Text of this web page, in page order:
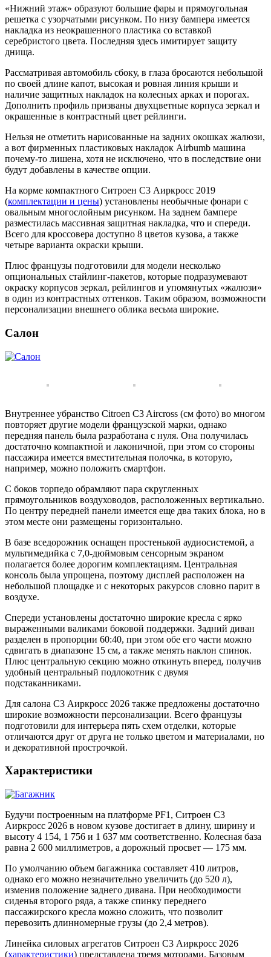
«Нижний этаж» образуют большие фары и прямоугольная
решетка с узорчатыми рисунком. По низу бампера имеется
накладка из неокрашенного пластика со вставкой
серебристого цвета. Последняя здесь имитирует защиту
днища.
Рассматривая автомобиль сбоку, в глаза бросаются небольшой
по своей длине капот, высокая и ровная линия крыши и
наличие защитных накладок на колесных арках и порогах.
Дополнить профиль призваны двухцветные корпуса зеркал и
окрашенные в контрастный цвет рейлинги.
Нельзя не отметить нарисованные на задних окошках жалюзи,
а вот фирменных пластиковых накладок Airbumb машина
почему-то лишена, хотя не исключено, что в последствие они
будут добавлены в качестве опции.
На корме компактного Ситроен С3 Аиркросс 2019
(комплектации и цены) установлены необычные фонари с
овальным многослойным рисунком. На заднем бампере
разместилась массивная защитная накладка, что и спереди.
Всего для кроссовера доступно 8 цветов кузова, а также
четыре варианта окраски крыши.
Плюс французы подготовили для модели несколько
опциональных стайлинг-пакетов, которые подразумевают
окраску корпусов зеркал, рейлингов и упомянутых «жалюзи»
в один из контрастных оттенков. Таким образом, возможности
персонализации внешнего облика весьма широкие.
Салон
Внутреннее убранство Citroen C3 Aircross (см фото) во многом
повторяет другие модели французской марки, однако
передняя панель была разработана с нуля. Она получилась
достаточно компактной и лаконичной, при этом со стороны
пассажира имеется вместительная полочка, в которую,
например, можно положить смартфон.
С боков торпедо обрамляют пара скругленных
прямоугольников воздуховодов, расположенных вертикально.
По центру передней панели имеется еще два таких блока, но в
этом месте они размещены горизонтально.
В базе вседорожник оснащен простенькой аудиосистемой, а
мультимедийка с 7,0-дюймовым сенсорным экраном
полагается более дорогим комплектациям. Центральная
консоль была упрощена, поэтому дисплей расположен на
небольшой площадке и с некоторых ракурсов словно парит в
воздухе.
Спереди установлены достаточно широкие кресла с ярко
выраженными валиками боковой поддержки. Задний диван
разделен в пропорции 60:40, при этом обе его части можно
сдвигать в диапазоне 15 см, а также менять наклон спинок.
Плюс центральную секцию можно откинуть вперед, получив
удобный центральный подлокотник с двумя
подстаканниками.
Для салона С3 Аиркросс 2026 также предложены достаточно
широкие возможности персонализации. Всего французы
подготовили для интерьера пять схем отделки, которые
отличаются друг от друга не только цветом и материалами, но
и декоративной прострочкой.
Характеристики
Будучи построенным на платформе PF1, Ситроен С3
Аиркросс 2026 в новом кузове достигает в длину, ширину и
высоту 4 154, 1 756 и 1 637 мм соответственно. Колесная база
равна 2 600 миллиметров, а дорожный просвет — 175 мм.
По умолчанию объем багажника составляет 410 литров,
однако его можно незначительно увеличить (до 520 л),
изменив положение заднего дивана. При необходимости
сиденья второго ряда, а также спинку переднего
пассажирского кресла можно сложить, что позволит
перевозить длинномерные грузы (до 2,4 метров).
Линейка силовых агрегатов Ситроен С3 Аиркросс 2026
(характеристики) представлена тремя моторами. Базовым